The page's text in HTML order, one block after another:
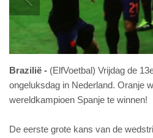
Brazilië
(ElfVoetbal) Vrijdag de
ongeluksdag in Nederland. Oranje
wereldkampioen Spanje te winnen!
De eerste grote kans van de